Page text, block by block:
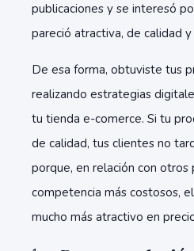
publicaciones y se interesó
pareció atractiva, de calidad
De esa forma, obtuviste tus
realizando estrategias
tu tienda e-comerce. Si tu
de calidad, tus clientes no
porque, en relación con otros
competencia más costosos,
mucho más atractivo en